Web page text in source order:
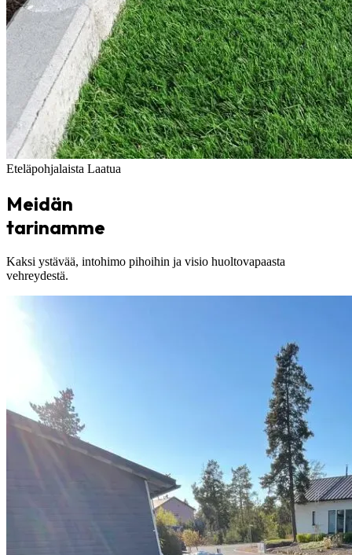
Eteläpohjalaista Laatua
Meidän
tarinamme
Kaksi ystävää, intohimo pihoihin ja visio huoltovapaasta
vehreydestä.